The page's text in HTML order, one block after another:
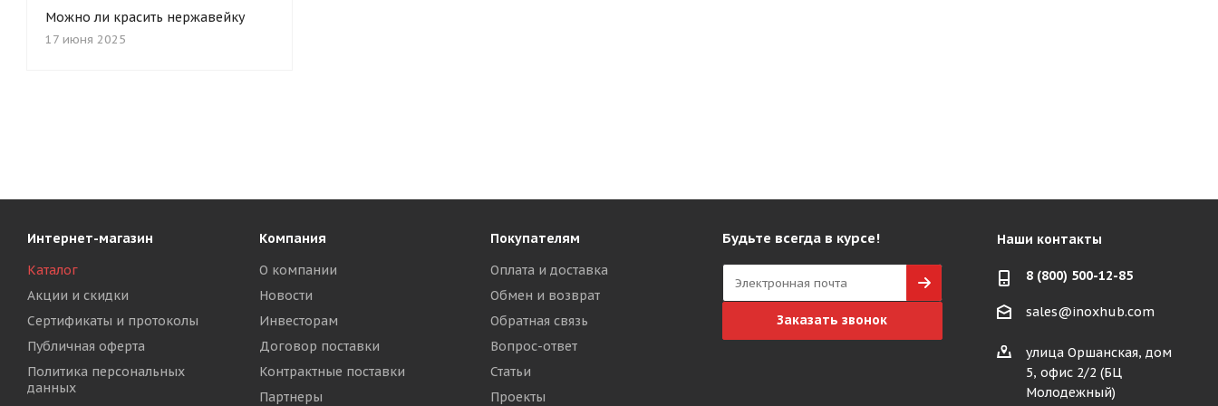
Можно ли красить нержавейку
17 июня 2025
Интернет-магазин
Каталог
Акции и скидки
Сертификаты и протоколы
Публичная оферта
Политика персональных
данных
Компания
О компании
Новости
Инвесторам
Договор поставки
Контрактные поставки
Партнеры
Покупателям
Оплата и доставка
Обмен и возврат
Обратная связь
Вопрос-ответ
Статьи
Проекты
Будьте всегда в курсе!
Заказать звонок
Наши контакты
8 (800) 500-12-85
sales@inoxhub.com
улица Оршанская, дом
5, офис 2/2 (БЦ
Молодежный)